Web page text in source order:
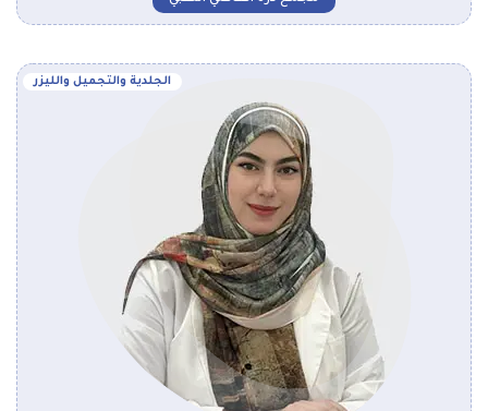
الجلدية والتجميل والليزر